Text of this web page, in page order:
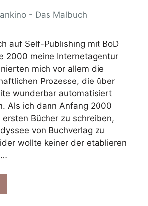
auf Self-Publishing mit BoD
2000 meine Internetagentur
mich vor allem die
Prozesse, die über
wunderbar automatisiert
Als ich dann Anfang 2000
Bücher zu schreiben,
von Buchverlag zu
wollte keiner der etablieren
…